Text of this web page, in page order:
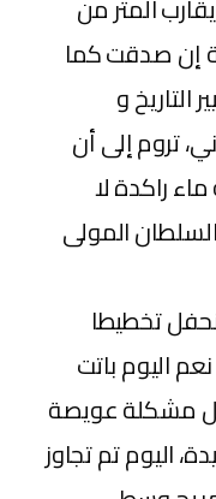
إن صدقت كما
التاريخ و
تروم إلى أن
راكدة لا
المولى
تخطيطا
اليوم باتت
مشكلة عويصة
اليوم تم تجاوز